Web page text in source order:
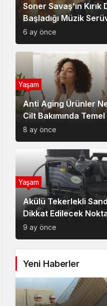
Soner Savaş’ın Kırık
Başladığı Müzik
6 ay önce
Anti Aging Ürünler
Cilt Bakımında
8 ay önce
Yaşam
Akülü Tekerlekli
Dikkat Edilecek
Güvenlik ve Doğru
9 ay önce
Yaşam
Yeni Haberler